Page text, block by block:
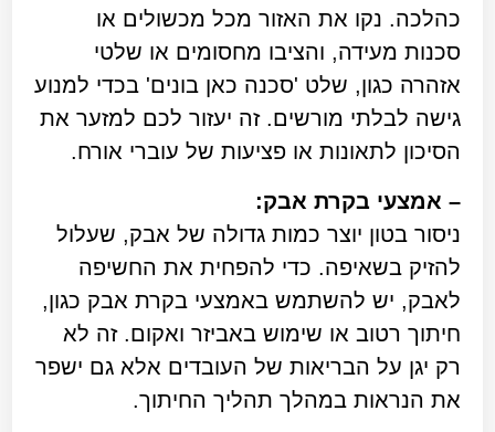
כהלכה. נקו את האזור מכל מכשולים או
סכנות מעידה, והציבו מחסומים או שלטי
אזהרה כגון, שלט 'סכנה כאן בונים' בכדי למנוע
גישה לבלתי מורשים. זה יעזור לכם למזער את
הסיכון לתאונות או פציעות של עוברי אורח.
– אמצעי בקרת אבק:
ניסור בטון יוצר כמות גדולה של אבק, שעלול
להזיק בשאיפה. כדי להפחית את החשיפה
לאבק, יש להשתמש באמצעי בקרת אבק כגון,
חיתוך רטוב או שימוש באביזר ואקום. זה לא
רק יגן על הבריאות של העובדים אלא גם ישפר
את הנראות במהלך תהליך החיתוך.